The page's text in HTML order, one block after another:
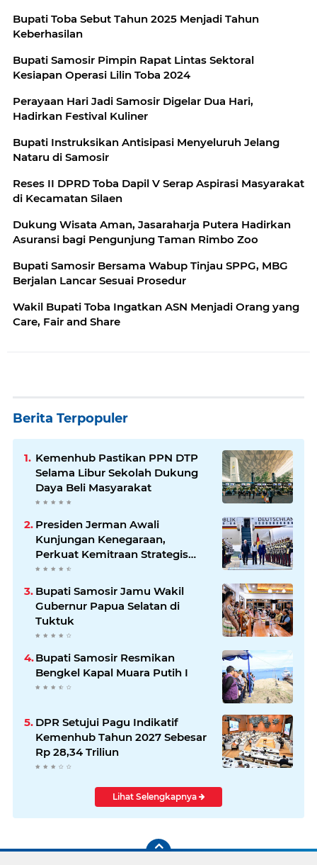
Bupati Toba Sebut Tahun 2025 Menjadi Tahun
Keberhasilan
Bupati Samosir Pimpin Rapat Lintas Sektoral
Kesiapan Operasi Lilin Toba 2024
Perayaan Hari Jadi Samosir Digelar Dua Hari,
Hadirkan Festival Kuliner
Bupati Instruksikan Antisipasi Menyeluruh Jelang
Nataru di Samosir
Reses II DPRD Toba Dapil V Serap Aspirasi Masyarakat
di Kecamatan Silaen
Dukung Wisata Aman, Jasaraharja Putera Hadirkan
Asuransi bagi Pengunjung Taman Rimbo Zoo
Bupati Samosir Bersama Wabup Tinjau SPPG, MBG
Berjalan Lancar Sesuai Prosedur
Wakil Bupati Toba Ingatkan ASN Menjadi Orang yang
Care, Fair and Share
Berita Terpopuler
Kemenhub Pastikan PPN DTP
Selama Libur Sekolah Dukung
Daya Beli Masyarakat
Presiden Jerman Awali
Kunjungan Kenegaraan,
Perkuat Kemitraan Strategis
Indonesia–Jerman
Bupati Samosir Jamu Wakil
Gubernur Papua Selatan di
Tuktuk
Bupati Samosir Resmikan
Bengkel Kapal Muara Putih I
DPR Setujui Pagu Indikatif
Kemenhub Tahun 2027 Sebesar
Rp 28,34 Triliun
Lihat Selengkapnya